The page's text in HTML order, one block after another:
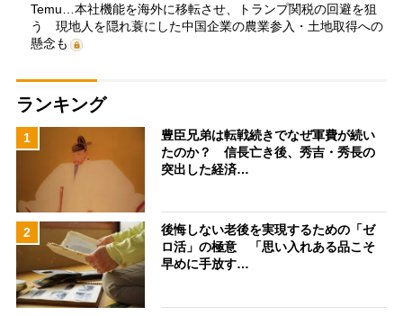
Temu…本社機能を海外に移転させ、トランプ関税の回避を狙
う 現地人を隠れ蓑にした中国企業の農業参入・土地取得への
懸念も
ランキング
1
豊臣兄弟は転戦続きでなぜ軍費が続い
たのか？ 信長亡き後、秀吉・秀長の
突出した経済…
2
後悔しない老後を実現するための「ゼ
ロ活」の極意 「思い入れある品こそ
早めに手放す…